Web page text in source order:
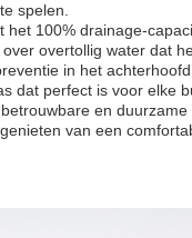
spelen.
100% drainage-
overtollig water dat
in het achterhoofd.
dat perfect is voor elke
en
van een